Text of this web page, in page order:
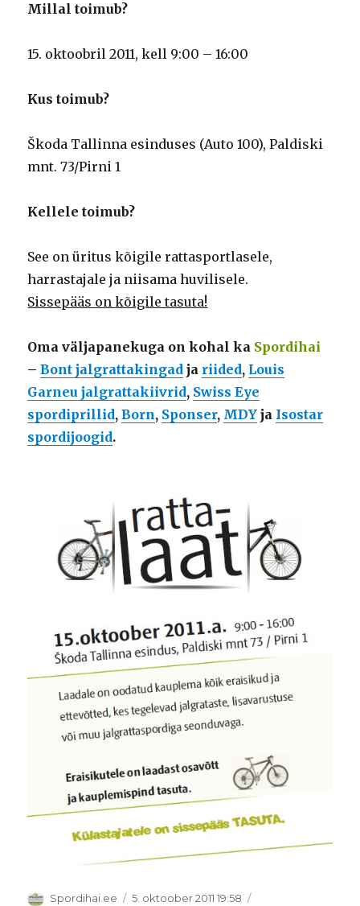
Millal toimub?
15. oktoobril 2011, kell 9:00 – 16:00
Kus toimub?
Škoda Tallinna esinduses (Auto 100), Paldiski
mnt. 73/Pirni 1
Kellele toimub?
See on üritus kõigile rattasportlasele,
harrastajale ja niisama huvilisele.
Sissepääs on kõigile tasuta!
Oma väljapanekuga on kohal ka Spordihai
–Bont jalgrattakingad ja riided, Louis
Garneu jalgrattakiivrid, Swiss Eye
spordiprillid,Born, Sponser, MDY ja Isostar
spordijoogid.
Autor
Spordihai.ee Postitatud
5. oktoober 2011 19:58